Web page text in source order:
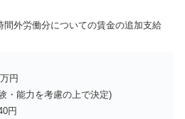
間外労働分についての賃金の追加支給
円
・能力を考慮の上で決定)
円